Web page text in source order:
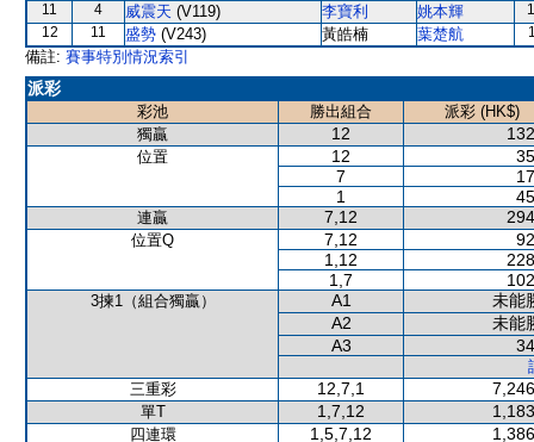
11
4 威震天 (V119) 李寶利 姚本輝
12
11 盛勢 (V243) 黃皓楠 葉楚航
備註: 賽事特別情況索引
派彩
彩池 勝出組合
派彩 (HK$)
獨贏
12
位置 12
7
1
連贏 7,12
位置Q 7,12
1,12
1,7
3揀1（組合獨贏） A1
未能
A2
未能
A3
三重彩
12,7,1
單T 1,7,12
四連環 1,5,7,12